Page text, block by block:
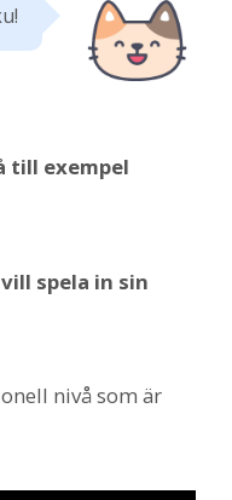
till exempel
spela in sin
nivå som är